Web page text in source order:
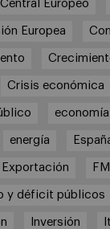
Europeo
Europea
Crisis económica
economía
energía
Exportación FMI
y déficit públicos
Inversión